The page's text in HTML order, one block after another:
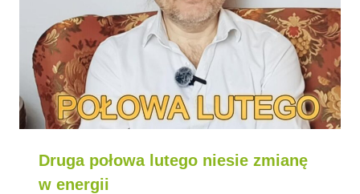
Druga połowa lutego niesie zmianę
w energii